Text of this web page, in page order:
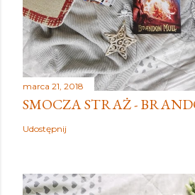
marca 21, 2018
SMOCZA STRAŻ -
Udostępnij